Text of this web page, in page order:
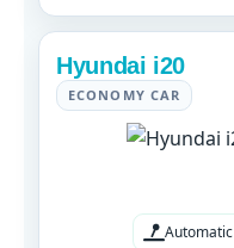
Hyundai i20
ECONOMY CAR
Automatic